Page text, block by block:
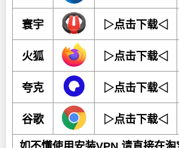
寰宇 ▷点击下载◁
火狐 ▷点击下载◁
夸克 ▷点击下载◁
谷歌 ▷点击下载◁